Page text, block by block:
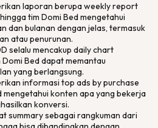
laporan berupa weekly report
tim Domi Bed mengetahui
dan bulanan dengan jelas, termasuk
atau penurunan.
selalu mencakup daily chart
Bed dapat memantau
yang berlangsung.
informasi top ads by purchase
mengetahui konten apa yang bekerja
konversi.
summary sebagai rangkuman dari